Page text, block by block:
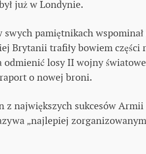
już w Londynie.
swych pamiętnikach
Brytanii trafiły bowiem części
losy II wojny
o nowej broni.
z największych sukcesów
„najlepiej